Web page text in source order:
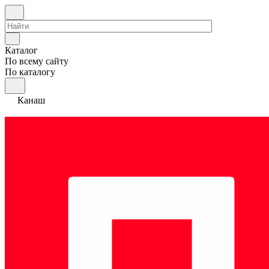
Каталог
По всему сайту
По каталогу
Канаш